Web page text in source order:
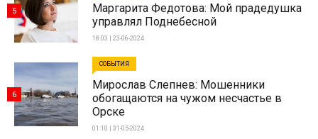
Маргарита Федотова: Мой прадедушка
управлял Поднебесной
18:03 | 23-06-2024
5
СОБЫТИЯ
Мирослав Слепнев: Мошенники
обогащаются на чужом несчастье в
Орске
01:10 | 31-05-2024
6